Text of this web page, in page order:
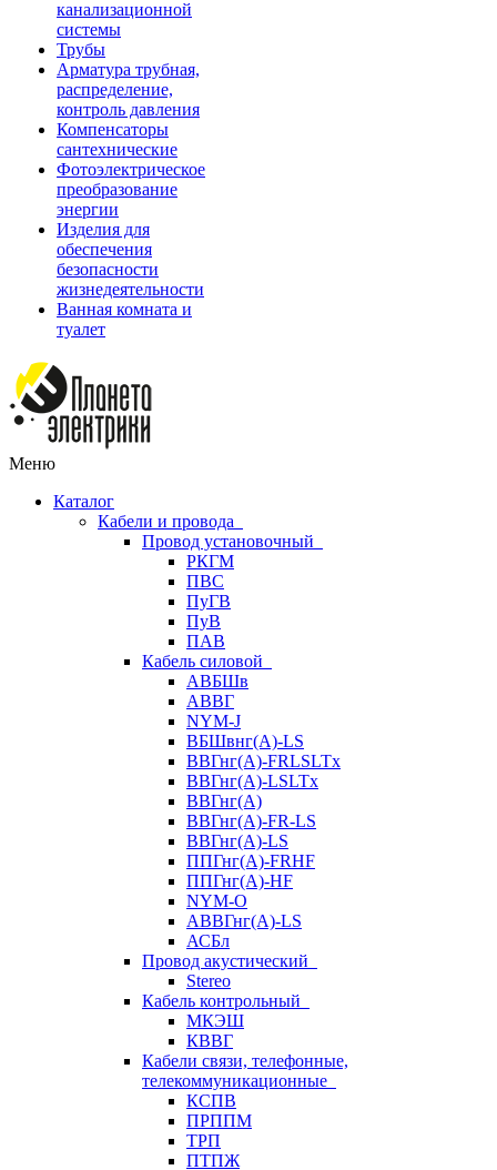
канализационной
системы
Трубы
Арматура трубная,
распределение,
контроль давления
Компенсаторы
сантехнические
Фотоэлектрическое
преобразование
энергии
Изделия для
обеспечения
безопасности
жизнедеятельности
Ванная комната и
туалет
Меню
Каталог
Кабели и провода
Провод установочный
РКГМ
ПВС
ПуГВ
ПуВ
ПАВ
Кабель силовой
АВБШв
АВВГ
NYM-J
ВБШвнг(А)-LS
ВВГнг(A)-FRLSLTx
ВВГнг(A)-LSLTx
ВВГнг(А)
ВВГнг(А)-FR-LS
ВВГнг(А)-LS
ППГнг(А)-FRHF
ППГнг(А)-HF
NYM-O
АВВГнг(А)-LS
АСБл
Провод акустический
Stereo
Кабель контрольный
МКЭШ
КВВГ
Кабели связи, телефонные,
телекоммуникационные
КСПВ
ПРППМ
ТРП
ПТПЖ